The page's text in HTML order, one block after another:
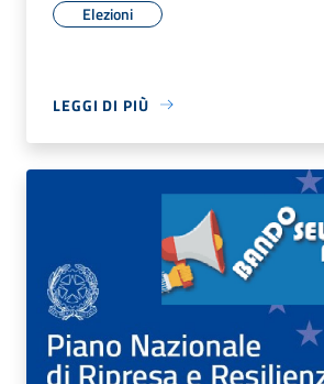
Elezioni
LEGGI DI PIÙ